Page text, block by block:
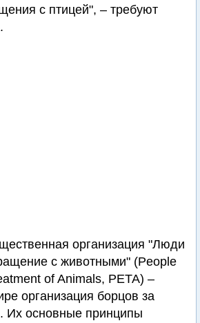
c птицей", – требуют
организация "Люди
с животными" (People
of Animals, PETA) –
организация борцов за
Их основные принципы